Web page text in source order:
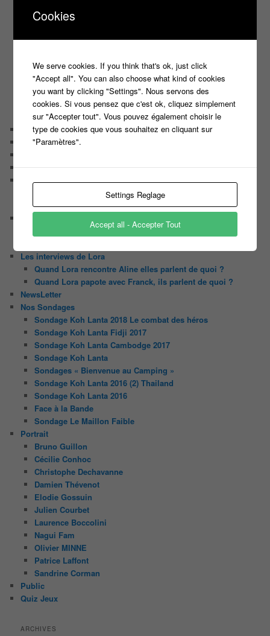
Harry
Slam
Tous les castings
Les 12 coups de midi
Les Z’Amours
N’oubliez Pas Les Paroles
Tout le monde veut prendre sa place
Chaine Youtube
Contact
Le candidat masqué
Le trombinoscope des Joueurs
Géraldine multirécidiviste des émissions TV
Serge le candidat qui a peur du noir.
Les caméras d’un jeu plateau
Les interviews de Lora
Quand Lora rencontre Aline elles parlent de quoi ?
Quand Lora papote avec Franck, ils parlent de quoi ?
NewsLetter
Nos Sondages
Sondage Koh Lanta 2018 Le combat des héros
Sondage Koh Lanta Fidji 2017
Sondage Koh Lanta Cambodge 2017
Sondage Koh Lanta
Sondages « Bienvenue au Camping »
Sondage Koh Lanta 2016 (2) Thailand
Sondage Koh Lanta 2016
Face à la Bande
Sondage Le Maillon Faible
Portrait
Bruno Guillon
Cécilie Conhoc
Christophe Dechavanne
Damien Thévenot
Elodie Gossuin
Julien Courbet
Laurence Boccolini
Nagui Fam
Olivier MINNE
Patrice Laffont
Sandrine Corman
Public
Quiz Jeux
ARCHIVES
Cookies
We serve cookies. If you think that's ok, just click
"Accept all". You can also choose what kind of cookies
you want by clicking "Settings". Nous servons des
cookies. Si vous pensez que c'est ok, cliquez simplement
sur "Accepter tout". Vous pouvez également choisir le
type de cookies que vous souhaitez en cliquant sur
"Paramètres".
Settings Reglage
Accept all - Accepter Tout